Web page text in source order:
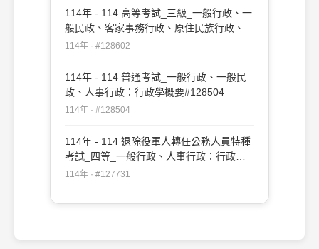
114年 - 114 高等考試_三級_一般行政、一
般民政、客家事務行政、原住民族行政、人
事行政、法律廉政：行政學#128602
114年 · #128602
114年 - 114 普通考試_一般行政、一般民
政、人事行政：行政學概要#128504
114年 · #128504
114年 - 114 退除役軍人轉任公務人員特種
考試_四等_一般行政、人事行政：行政學
概要#127731
114年 · #127731